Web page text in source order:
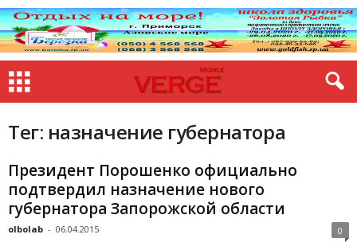
Тег: назначение губернатора
Президент Порошенко официально
подтвердил назначение нового
губернатора Запорожской области
olbolab - 06.04.2015 0